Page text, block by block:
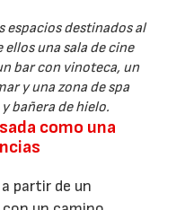
espacios destinados al
una sala de cine
bar con vinoteca, un
y una zona de spa
bañera de hielo.
como una
partir de un